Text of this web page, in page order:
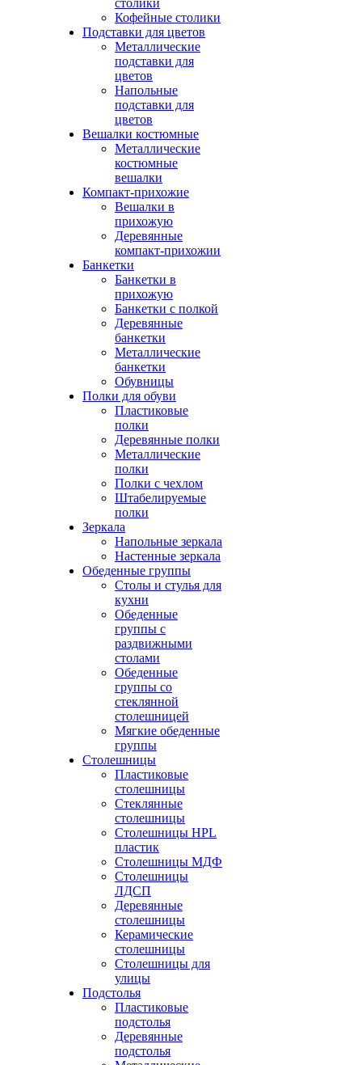
столики
Кофейные столики
Подставки для цветов
Металлические
подставки для
цветов
Напольные
подставки для
цветов
Вешалки костюмные
Металлические
костюмные
вешалки
Компакт-прихожие
Вешалки в
прихожую
Деревянные
компакт-прихожии
Банкетки
Банкетки в
прихожую
Банкетки с полкой
Деревянные
банкетки
Металлические
банкетки
Обувницы
Полки для обуви
Пластиковые
полки
Деревянные полки
Металлические
полки
Полки с чехлом
Штабелируемые
полки
Зеркала
Напольные зеркала
Настенные зеркала
Обеденные группы
Столы и стулья для
кухни
Обеденные
группы с
раздвижными
столами
Обеденные
группы со
стеклянной
столешницей
Мягкие обеденные
группы
Столешницы
Пластиковые
столешницы
Стеклянные
столешницы
Столешницы HPL
пластик
Столешницы МДФ
Столешницы
ЛДСП
Деревянные
столешницы
Керамические
столешницы
Столешницы для
улицы
Подстолья
Пластиковые
подстолья
Деревянные
подстолья